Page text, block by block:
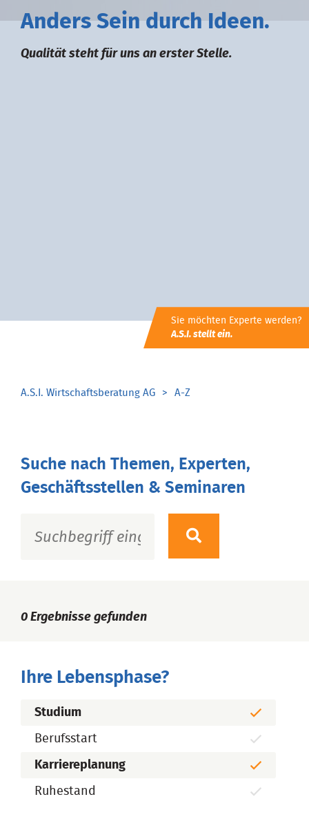
Anders Sein durch deen.
Qualität steht für uns an erster Stelle.
Sie möchten Experte werden?
A.S.I. stellt ein.
A.S.I. Wirtschaftsberatung AG A-Z
Suche nach Themen, Experten,
Geschäftsstellen & Seminaren
0 Ergebnisse gefunden
Ihre Lebensphase?
Studium
Berufsstart
Karriereplanung
Ruhestand